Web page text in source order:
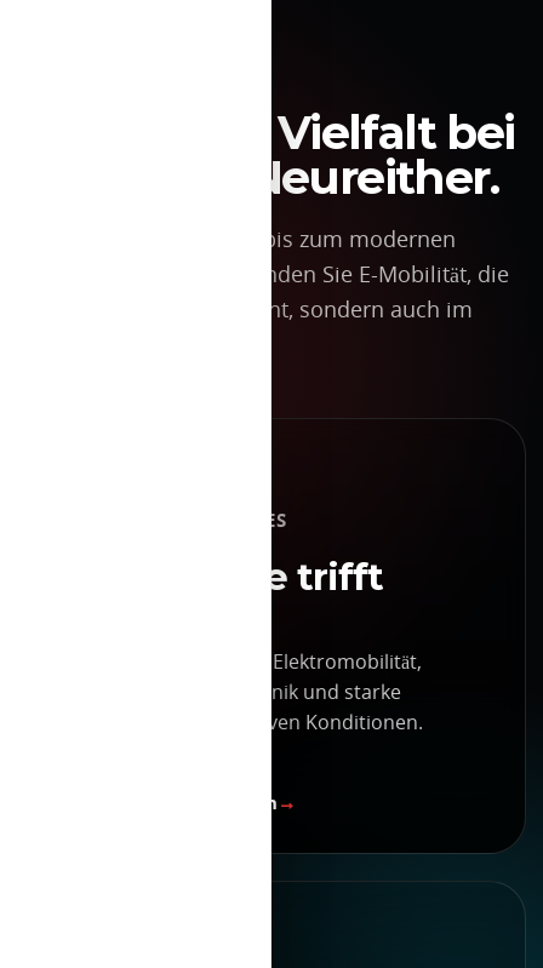
Elektrische Vielfalt bei
Autohaus Neureither.
Vom urbanen Cityflitzer bis zum modernen
Elektro-SUV — bei uns finden Sie E-Mobilität, die
nicht nur modern aussieht, sondern auch im
NEW ENERGY VEHICLES
Technologie trifft
BYD steht für moderne Elektromobilität,
innovative Batterietechnik und starke
Ausstattung zu attraktiven Konditionen.
BYD Modelle entdecken